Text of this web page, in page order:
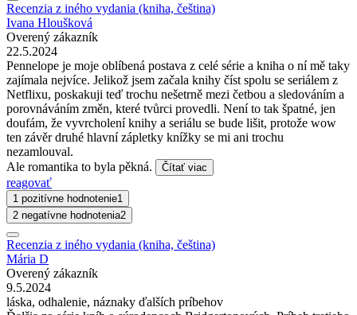
Recenzia z iného vydania (kniha, čeština)
Ivana Hloušková
Overený zákazník
22.5.2024
Pennelope je moje oblíbená postava z celé série a kniha o ní mě taky
zajímala nejvíce. Jelikož jsem začala knihy číst spolu se seriálem z
Netflixu, poskakuji teď trochu nešetrně mezi četbou a sledováním a
porovnáváním změn, které tvůrci provedli. Není to tak špatné, jen
doufám, že vyvrcholení knihy a seriálu se bude lišit, protože wow
ten závěr druhé hlavní zápletky knížky se mi ani trochu
nezamlouval.
Ale romantika to byla pěkná.
Čítať viac
reagovať
1 pozitívne hodnotenie1
2 negatívne hodnotenia2
Recenzia z iného vydania (kniha, čeština)
Mária D
Overený zákazník
9.5.2024
láska, odhalenie, náznaky ďalších príbehov